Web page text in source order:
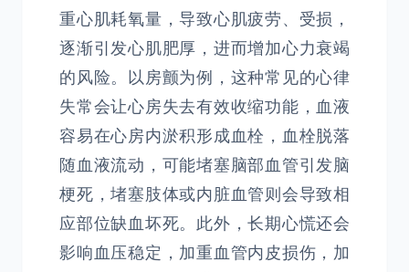
重心肌耗氧量，导致心肌疲劳、受损，
逐渐引发心肌肥厚，进而增加心力衰竭
的风险。以房颤为例，这种常见的心律
失常会让心房失去有效收缩功能，血液
容易在心房内淤积形成血栓，血栓脱落
随血液流动，可能堵塞脑部血管引发脑
梗死，堵塞肢体或内脏血管则会导致相
应部位缺血坏死。此外，长期心慌还会
影响血压稳定，加重血管内皮损伤，加